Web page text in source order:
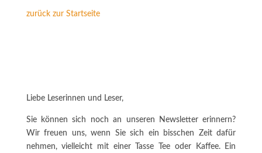
zurück zur Startseite
Liebe Leserinnen und Leser,
Sie können sich noch an unseren Newsletter erinnern?
Wir freuen uns, wenn Sie sich ein bisschen Zeit dafür
nehmen, vielleicht mit einer Tasse Tee oder Kaffee. Ein